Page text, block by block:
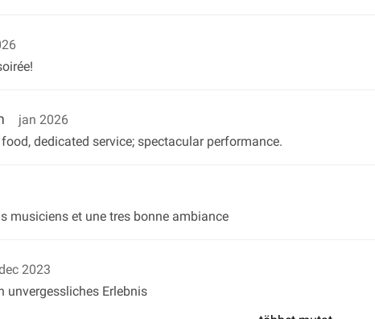
jan 2026
dedicated service; spectacular performance.
musiciens et une tres bonne ambiance
2023
unvergessliches Erlebnis